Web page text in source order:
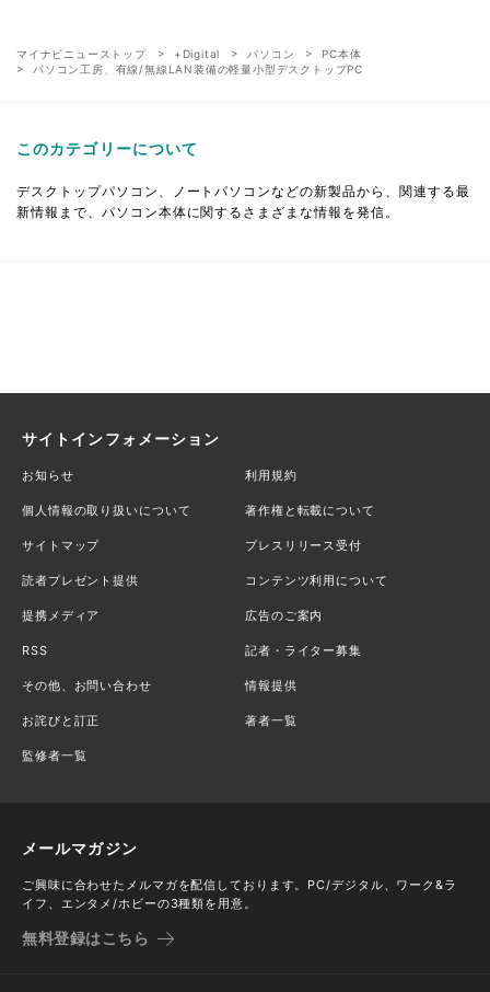
マイナビニューストップ +Digital パソコン
PC本体
パソコン工房、有線/無線LAN装備の軽量小型デスクトップPC
このカテゴリーについて
デスクトップパソコン、ノートパソコンなどの新製品から、関連する最
新情報まで、パソコン本体に関するさまざまな情報を発信。
サイトインフォメーション
お知らせ 利用規約
個人情報の取り扱いについて 著作権と転載について
サイトマップ プレスリリース受付
読者プレゼント提供 コンテンツ利用について
提携メディア 広告のご案内
RSS 記者・ライター募集
その他、お問い合わせ 情報提供
お詫びと訂正 著者一覧
監修者一覧
メールマガジン
ご興味に合わせたメルマガを配信しております。PC/デジタル、ワーク&ラ
イフ、エンタメ/ホビーの3種類を用意。
無料登録はこちら